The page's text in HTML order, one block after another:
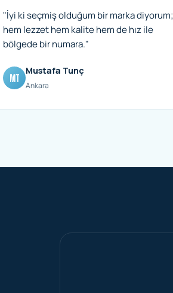
"İyi ki seçmiş olduğum bir marka diyorum;
hem lezzet hem kalite hem de hız ile
bölgede bir numara."
MT
Mustafa Tunç
Ankara